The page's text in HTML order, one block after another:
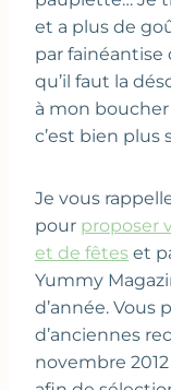
et a plus de
par fainéantise
qu’il faut la
à mon boucher
c’est bien plus
Je vous
pour proposer
et de fêtes et
Yummy
d’année. Vous
d’anciennes
novembre